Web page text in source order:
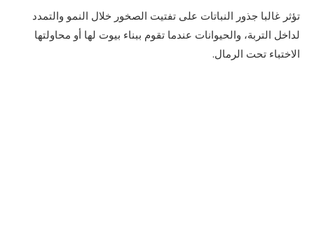
تؤثر غالبا جذور النباتات على تفتيت الصخور خلال النمو والتمدد
لداخل التربة، والحيوانات عندما تقوم ببناء بيوت لها أو محاولتها
الاختباء تحت الرمال.